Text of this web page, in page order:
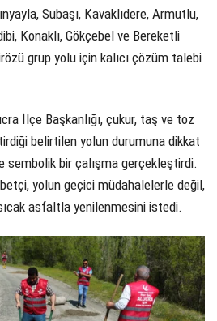
Subaşı, Kavaklıdere, Armutlu,
Konaklı, Gökçebel ve Bereketli
grup yolu için kalıcı çözüm talebi
İlçe Başkanlığı, çukur, taş ve toz
belirtilen yolun durumuna dikkat
sembolik bir çalışma gerçekleştirdi.
yolun geçici müdahalelerle değil,
asfaltla yenilenmesini istedi.